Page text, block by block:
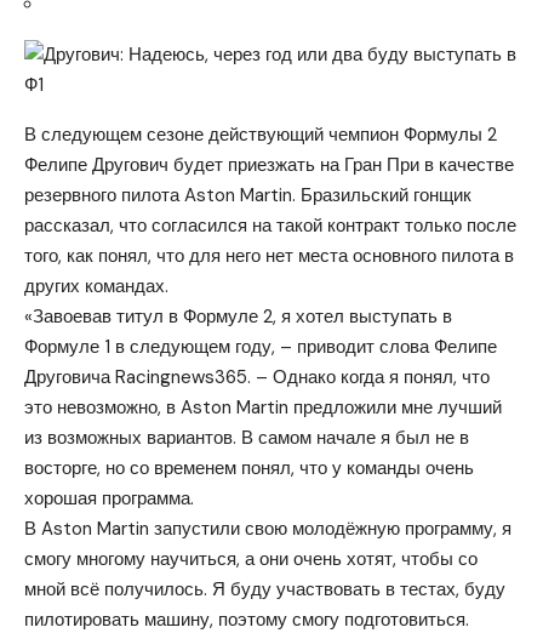
В следующем сезоне действующий чемпион Формулы 2
Фелипе Другович будет приезжать на Гран При в качестве
резервного пилота Aston Martin. Бразильский гонщик
рассказал, что согласился на такой контракт только после
того, как понял, что для него нет места основного пилота в
других командах.
«Завоевав титул в Формуле 2, я хотел выступать в
Формуле 1 в следующем году, – приводит слова Фелипе
Друговича Racingnews365. – Однако когда я понял, что
это невозможно, в Aston Martin предложили мне лучший
из возможных вариантов. В самом начале я был не в
восторге, но со временем понял, что у команды очень
хорошая программа.
В Aston Martin запустили свою молодёжную программу, я
смогу многому научиться, а они очень хотят, чтобы со
мной всё получилось. Я буду участвовать в тестах, буду
пилотировать машину, поэтому смогу подготовиться.